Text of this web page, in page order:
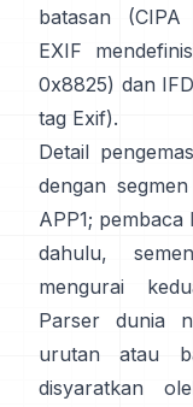
batasan (CIPA
EXIF
0x8825) dan
tag Exif).
Detail
dengan
APP1;
dahulu,
mengurai
Parser dunia
urutan atau
disyaratkan